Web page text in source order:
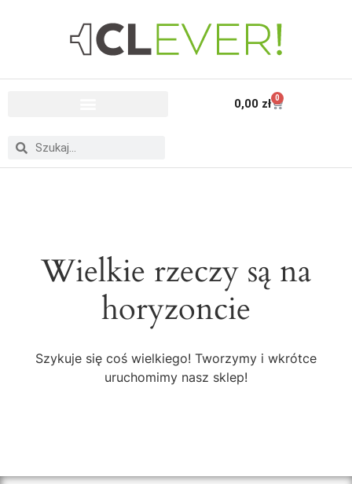
0,00 zł 0
Wielkie rzeczy są na
horyzoncie
Szykuje się coś wielkiego! Tworzymy i wkrótce
uruchomimy nasz sklep!